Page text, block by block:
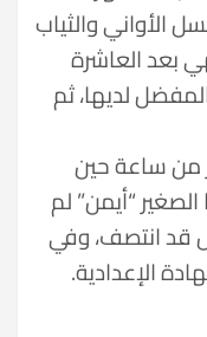
الأواني والثياب
بعد العاشرة
لديها، ثم
من ساعة حين
“أيمن” لم
قد انتصف، وفي
الإعدادية.